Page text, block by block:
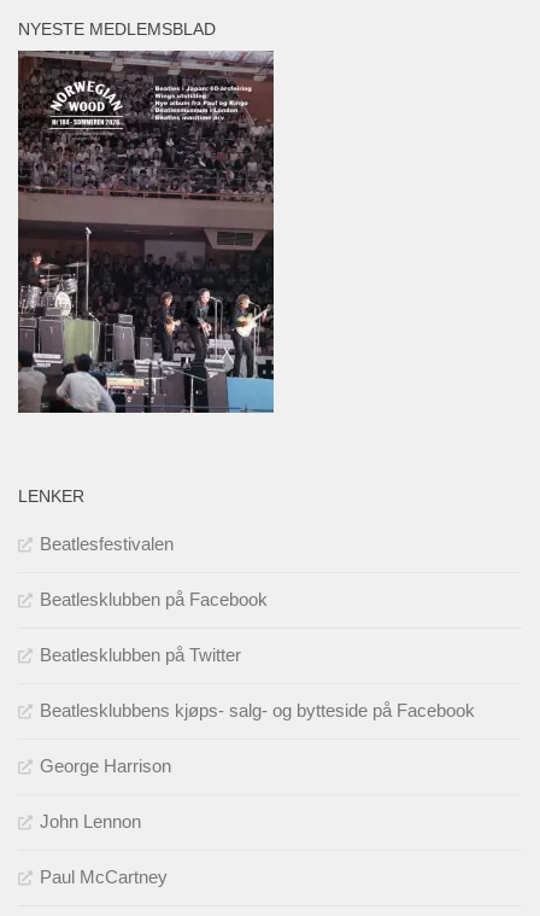
NYESTE MEDLEMSBLAD
LENKER
Beatlesfestivalen
Beatlesklubben på Facebook
Beatlesklubben på Twitter
Beatlesklubbens kjøps- salg- og bytteside på Facebook
George Harrison
John Lennon
Paul McCartney